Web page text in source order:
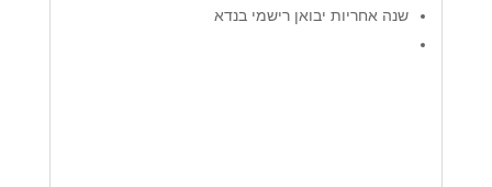
שנה אחריות יבואן רישמי בנדא